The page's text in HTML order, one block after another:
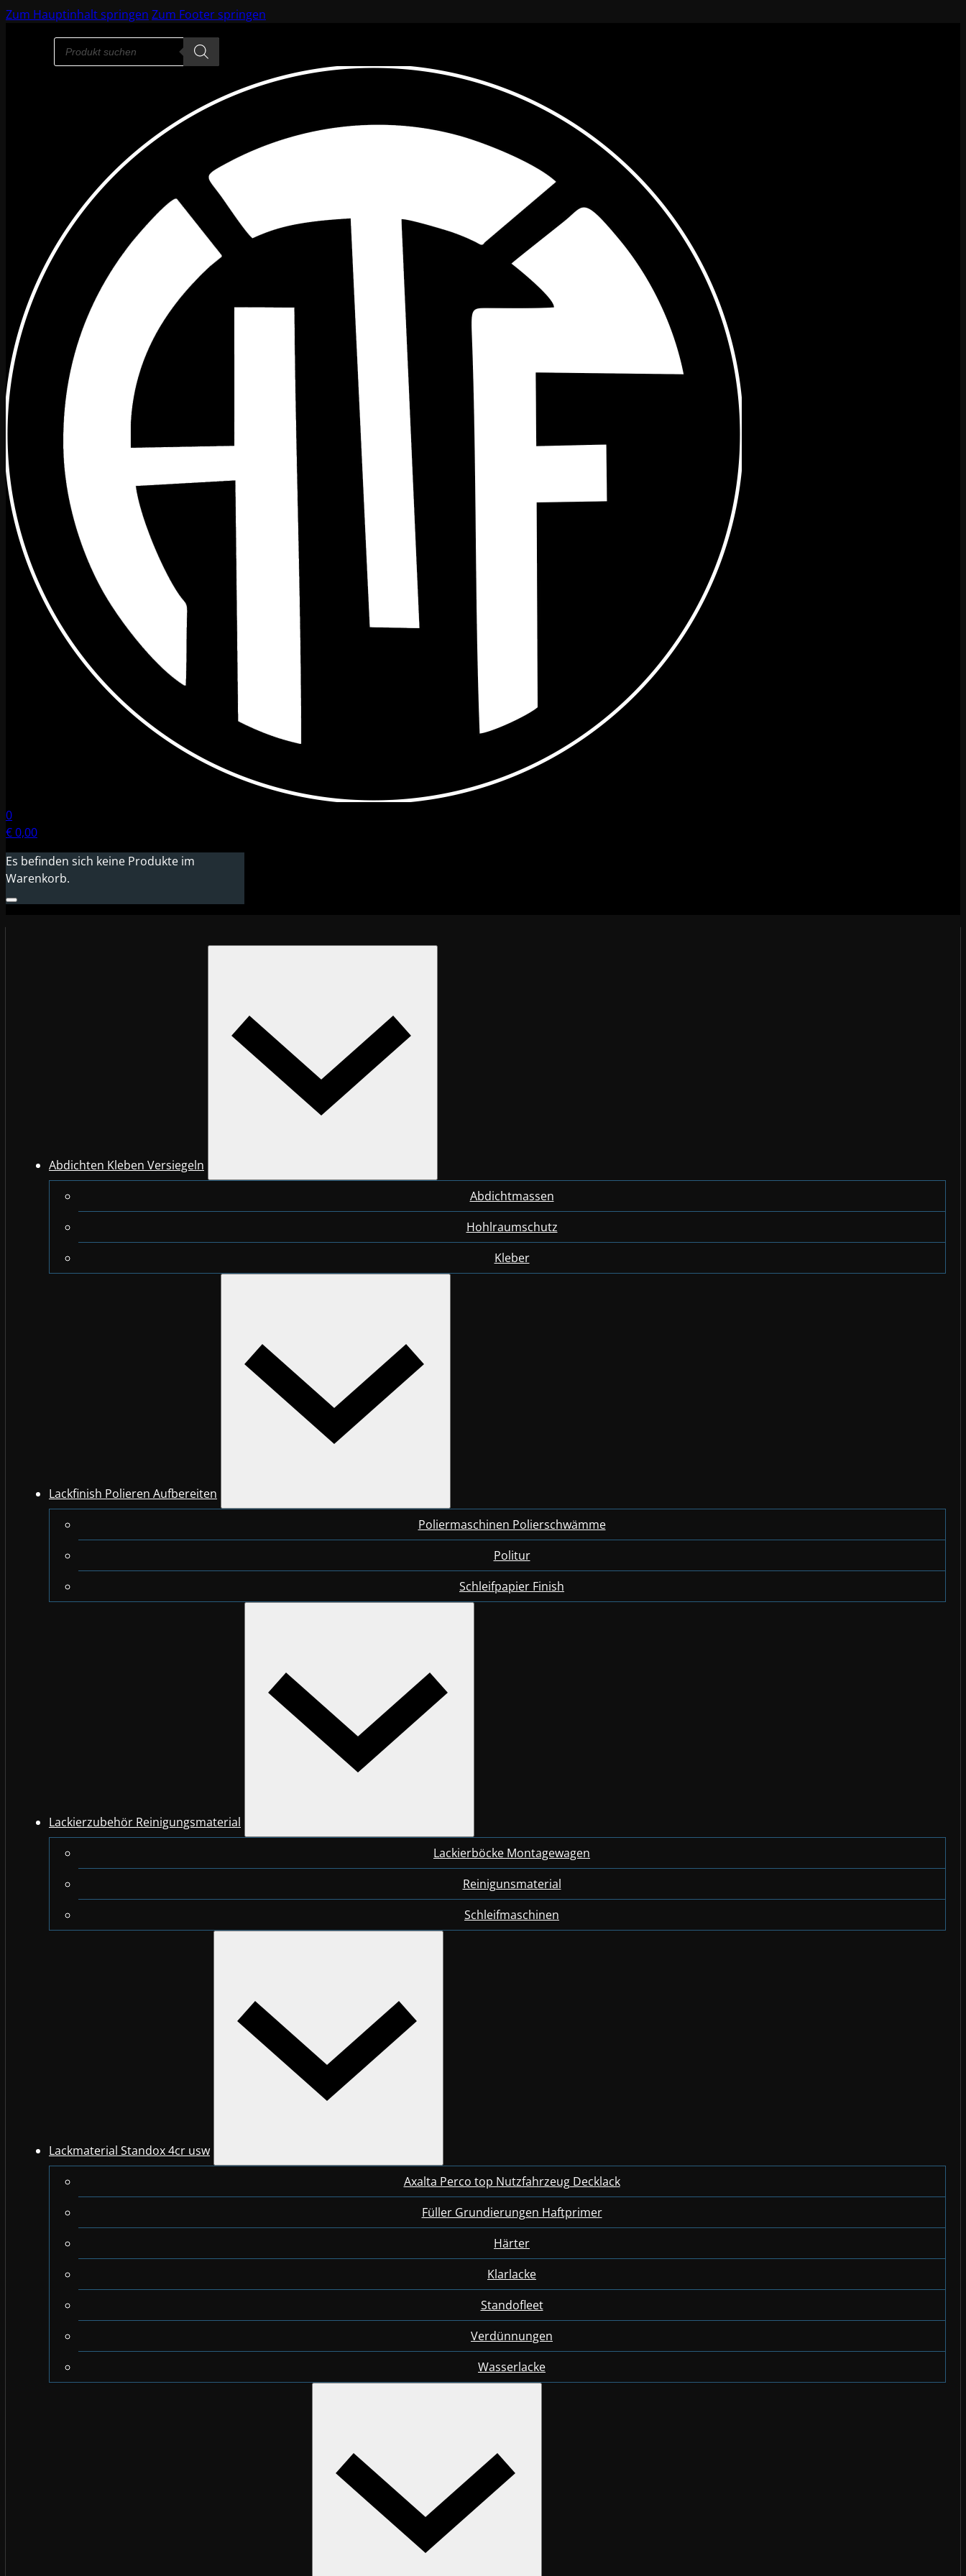
Zum Hauptinhalt springen Zum Footer springen
Products
search
0
€0,00
Es befinden sich keine Produkte im
Warenkorb.
Abdichten Kleben Versiegeln
Abdichtmassen
Hohlraumschutz
Kleber
Lackfinish Polieren Aufbereiten
Poliermaschinen Polierschwämme
Politur
Schleifpapier Finish
Lackierzubehör Reinigungsmaterial
Lackierböcke Montagewagen
Reinigunsmaterial
Schleifmaschinen
Lackmaterial Standox 4cr usw
Axalta Perco top Nutzfahrzeug Decklack
Füller Grundierungen Haftprimer
Härter
Klarlacke
Standofleet
Verdünnungen
Wasserlacke